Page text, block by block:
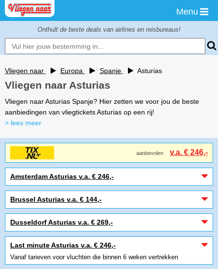
Menu
Onthult de beste deals van airlines en reisbureaus!
Vliegen naar Europa Spanje Asturias
Vliegen naar Asturias
Vliegen naar Asturias Spanje? Hier zetten we voor jou de beste
aanbiedingen van vliegtickets Asturias op een rij!
> lees meer
aanbevolen v.a. € 246,-
Amsterdam Asturias v.a. € 246,-
Brussel Asturias v.a. € 144,-
Dusseldorf Asturias v.a. € 269,-
Last minute Asturias v.a. € 246,-
Vanaf tarieven voor vluchten die binnen 6 weken vertrekken